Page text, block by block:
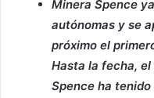
Minera Spence
autónomas y se
próximo el
Hasta la fecha,
Spence ha